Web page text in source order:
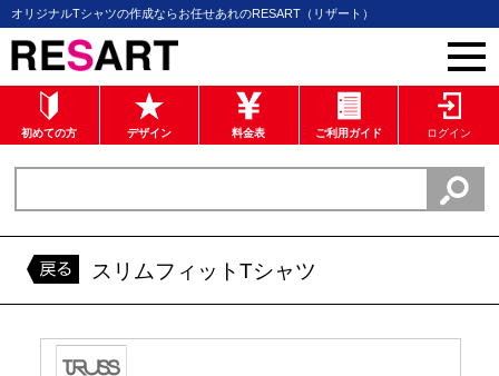
オリジナルTシャツの作成ならお任せあれのRESART（リザート）
初めての方 デザイン 料金表 ご利用ガイド ログイン
スリムフィットTシャツ